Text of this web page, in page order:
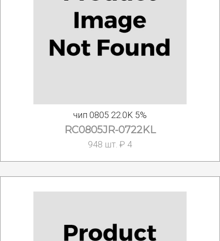
чип 0805 22.0K 5%
RC0805JR-0722KL
948 шт. ₽ 4